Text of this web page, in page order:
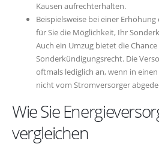
Kausen aufrechterhalten.
Beispielsweise bei einer
für Sie die Möglichkeit, Ihr
Auch ein Umzug bietet die Chance
Sonderkündigungsrecht. Die
oftmals lediglich an, wenn in
nicht vom Stromversorger
Wie Sie
vergleichen